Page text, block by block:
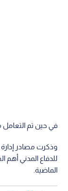
في حين تم التعامل مع (٥٢٤) حالة
وذكرت مصادر إدارة
الماضية.